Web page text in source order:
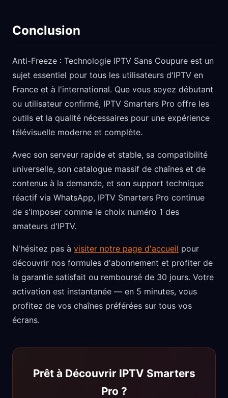
Conclusion
Anti-Freeze : Technologie IPTV Sans Coupure est un
sujet essentiel pour tous les utilisateurs d'IPTV en
France et à l'international. Que vous soyez débutant
ou utilisateur confirmé, IPTV Smarters Pro offre les
outils et la qualité nécessaires pour une expérience
télévisuelle moderne et complète.
Avec son serveur rapide et stable, sa compatibilité
universelle, son catalogue massif de chaînes et de
contenus à la demande, et son support technique
réactif via WhatsApp, IPTV Smarters Pro continue
de s'imposer comme le choix numéro 1 des
amateurs d'IPTV.
N'hésitez pas à visiter notre page d'accueil pour
découvrir nos formules d'abonnement et profiter de
la garantie satisfait ou remboursé de 30 jours. Votre
activation est instantanée — en 5 minutes, vous
profitez de vos chaînes préférées sur tous vos
écrans.
Prêt à Découvrir IPTV Smarters
Pro ?